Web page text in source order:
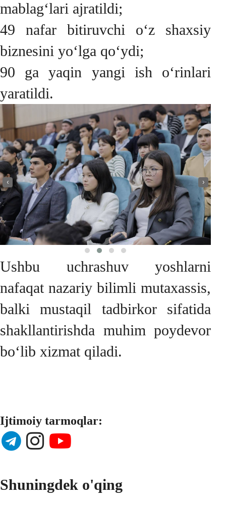
mablag‘lari ajratildi;
49 nafar bitiruvchi o‘z shaxsiy
biznesini yo‘lga qo‘ydi;
90 ga yaqin yangi ish o‘rinlari
yaratildi.
‹ ›
Ushbu uchrashuv yoshlarni
nafaqat nazariy bilimli mutaxassis,
balki mustaqil tadbirkor sifatida
shakllantirishda muhim poydevor
bo‘lib xizmat qiladi.
Ijtimoiy tarmoqlar:
Shuningdek o'qing